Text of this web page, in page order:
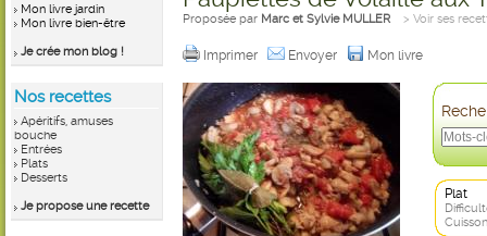
Mon livre jardin
Mon livre bien-être
Je crée mon blog !
Nos recettes
Apéritifs, amuses
bouche
Entrées
Plats
Desserts
Je propose une recette
Proposée par Marc et Sylvie MULLER > Voir ses
Imprimer Envoyer Mon livre
Plat